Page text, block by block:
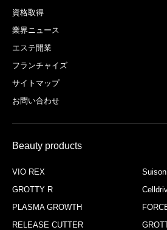
資格取得
業界ニュース
エステ開業
フランチャイズ
サイトマップ
お問い合わせ
Beauty products
VIO REX
GROTTY R
PLASMA GROWTH
RELEASE CUTTER